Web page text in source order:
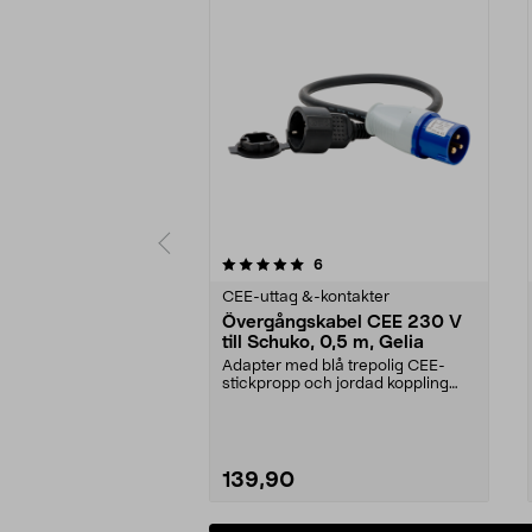
6recensioner
CEE-uttag &-kontakter
Övergångskabel CEE 230 V
till Schuko, 0,5 m, Gelia
Adapter med blå trepolig CEE-
stickpropp och jordad koppling
139,90
4.5 av 5 stjärnor